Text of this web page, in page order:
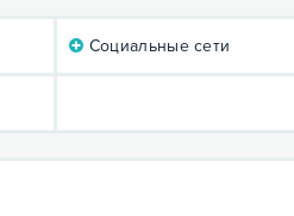
Социальные сети